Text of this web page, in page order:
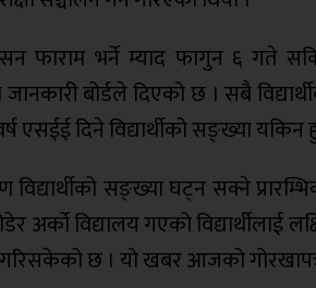
फाराम भर्ने म्याद फागुन ६ गते
बोर्डले दिएको छ । सबै
दिने विद्यार्थीको सङ्ख्या यकिन
सङ्ख्या घट्न सक्ने
विद्यालय गएको विद्यार्थीलाई
छ । यो खबर आजको